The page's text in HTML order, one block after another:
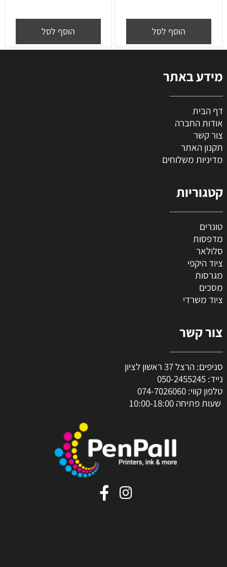
הוסף לסל הוסף לסל
מידע באתר
דף הבית
אודות החברה
צור קשר
תקנון האתר
מדיניות משלוחים
קטגוריות
טונרים
מדפסות
סלולאר
ציוד היקפי
מגרסות
מסכים
ציוד משרדי
צור קשר
סניפים: הרצל 37 ראשון לציון
נייד: 050-2455245
טלפון קווי: 074-7026060
שעות פתיחה 10:00-18:00